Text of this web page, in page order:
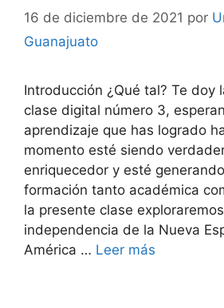
16 de diciembre de 2021 por
Guanajuato
Introducción ¿Qué tal? Te doy
clase digital número 3,
aprendizaje que has logrado
momento esté siendo
enriquecedor y esté
formación tanto académica
la presente clase
independencia de la Nueva
América … Leer más